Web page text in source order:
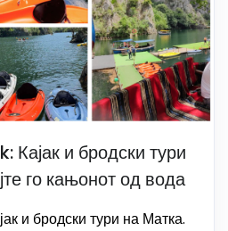
и бродски тури
го кањонот од вода
и бродски тури на Матка.